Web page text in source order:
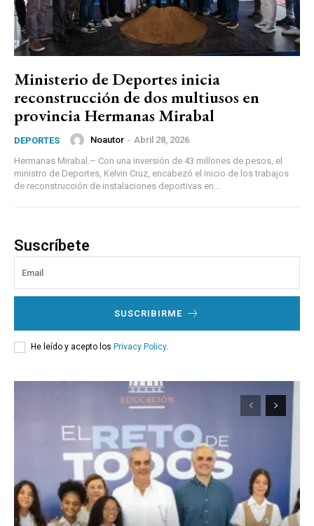
Ministerio de Deportes inicia
reconstrucción de dos multiusos en
provincia Hermanas Mirabal
DEPORTES Noautor - Abril 28, 2026
Hermanas Mirabal.– Con una inversión de 43 millones de pesos, el
ministro de Deportes, Kelvin Cruz, encabezó el inicio de los trabajos
de reconstrucción de instalaciones deportivas en...
Suscríbete
SUSCRIBIRME
He leído y acepto los Privacy Policy.